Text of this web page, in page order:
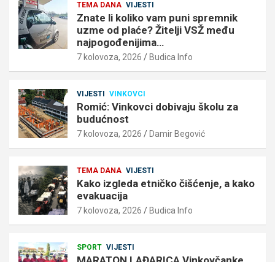
TEMA DANA VIJESTI
Znate li koliko vam puni spremnik
uzme od plaće? Žitelji VSŽ među
najpogođenijima…
7 kolovoza, 2026 Budica Info
VIJESTI VINKOVCI
Romić: Vinkovci dobivaju školu za
budućnost
7 kolovoza, 2026 Damir Begović
TEMA DANA VIJESTI
Kako izgleda etničko čišćenje, a kako
evakuacija
7 kolovoza, 2026 Budica Info
SPORT VIJESTI